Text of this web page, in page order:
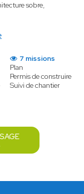
sobre,
7 missions
Plan
Permis de construire
Suivi de chantier